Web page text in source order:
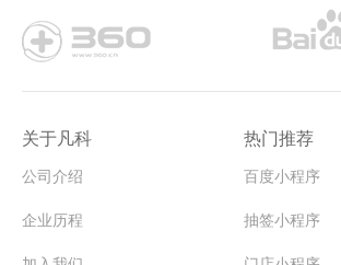
关于凡科
公司介绍
企业历程
热门推荐
百度小程序
抽签小程序